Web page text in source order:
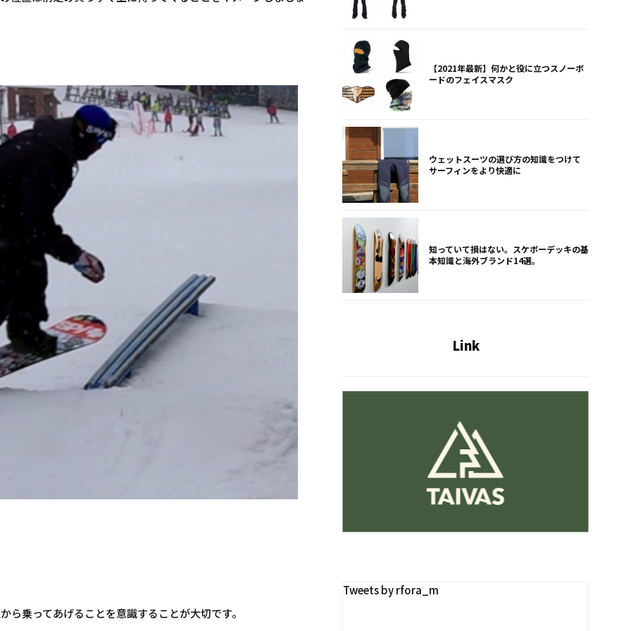
乗ってあげることを意識することが大切です。
【2021年最新】何かと役に立つスノーボ
ードのフェイスマスク
ウェットスーツの選び方の知識をつけて
サーフィンをより快適に
知っていて損はない。スケボーデッキの基
本知識と海外ブランド14選。
Link
Tweets by rfora_m